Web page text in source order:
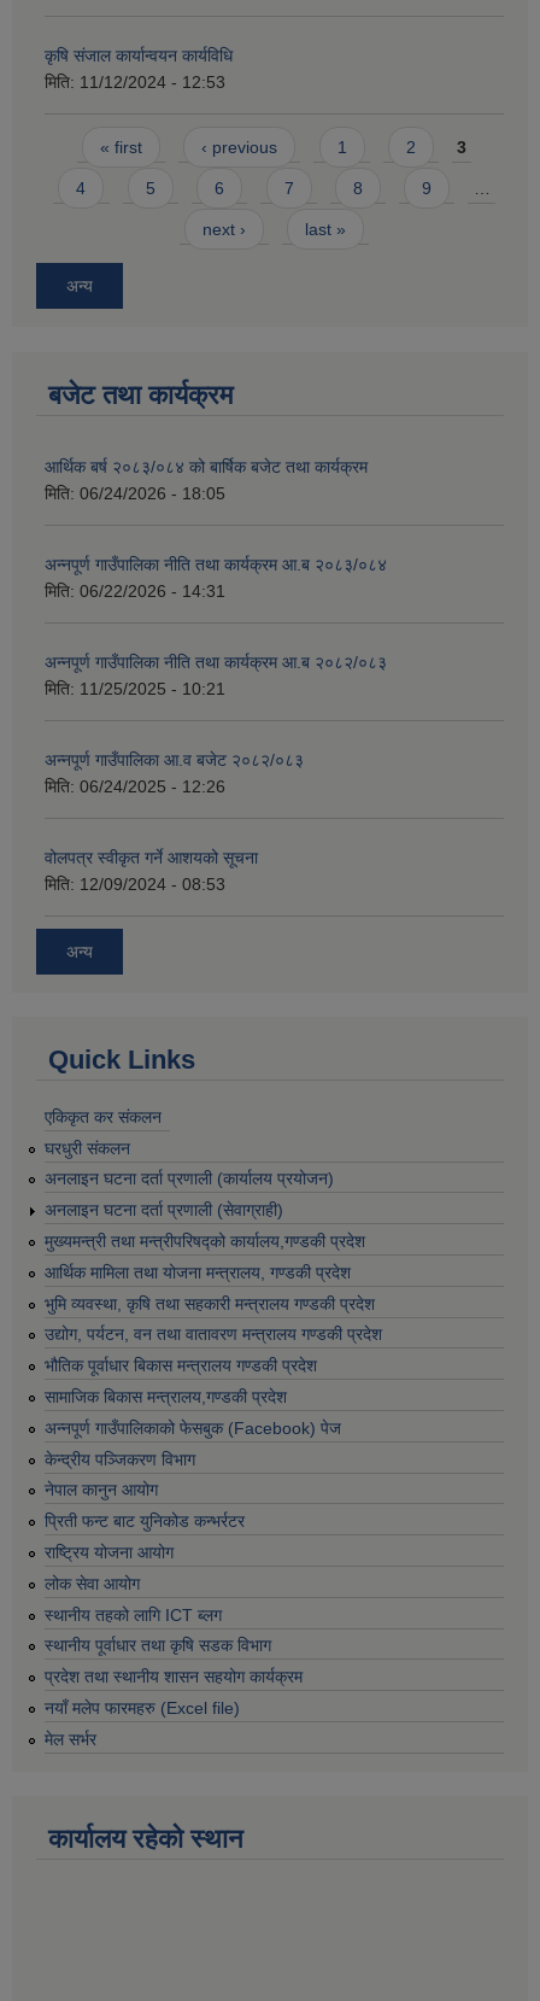
कृषि संजाल कार्यान्वयन कार्यविधि
मिति: 11/12/2024 - 12:53
Pages
« first ‹ previous 1 2 3
4 5 6 7 8 9
next › last »
अन्य
बजेट तथा कार्यक्रम
आर्थिक बर्ष २०८३/०८४ को बार्षिक बजेट तथा कार्यक्रम
मिति: 06/24/2026 - 18:05
अन्नपूर्ण गाउँपालिका नीति तथा कार्यक्रम आ.ब २०८३/०८४
मिति: 06/22/2026 - 14:31
अन्नपूर्ण गाउँपालिका नीति तथा कार्यक्रम आ.ब २०८२/०८३
मिति: 11/25/2025 - 10:21
अन्नपूर्ण गाउँपालिका आ.व बजेट २०८२/०८३
मिति: 06/24/2025 - 12:26
वोलपत्र स्वीकृत गर्ने आशयको सूचना
मिति: 12/09/2024 - 08:53
अन्य
Quick Links
एकिकृत कर संकलन
घरधुरी संकलन
अनलाइन घटना दर्ता प्रणाली (कार्यालय प्रयोजन)
अनलाइन घटना दर्ता प्रणाली (सेवाग्राही)
मुख्यमन्त्री तथा मन्त्रीपरिषद्को कार्यालय,गण्डकी प्रदेश
आर्थिक मामिला तथा योजना मन्त्रालय, गण्डकी प्रदेश
भुमि व्यवस्था, कृषि तथा सहकारी मन्त्रालय गण्डकी प्रदेश
उद्योग, पर्यटन, वन तथा वातावरण मन्त्रालय गण्डकी प्रदेश
भौतिक पूर्वाधार बिकास मन्त्रालय गण्डकी प्रदेश
सामाजिक बिकास मन्त्रालय,गण्डकी प्रदेश
अन्नपूर्ण गाउँपालिकाको फेसबुक (Facebook) पेज
केन्द्रीय पञ्जिकरण विभाग
नेपाल कानुन आयोग
प्रिती फन्ट बाट युनिकोड कन्भर्रटर
राष्ट्रिय योजना आयोग
लोक सेवा आयोग
स्थानीय तहको लागि ICT ब्लग
स्थानीय पूर्वाधार तथा कृषि सडक विभाग
प्रदेश तथा स्थानीय शासन सहयोग कार्यक्रम
नयाँ मलेप फारमहरु (Excel file)
मेल सर्भर
कार्यालय रहेको स्थान